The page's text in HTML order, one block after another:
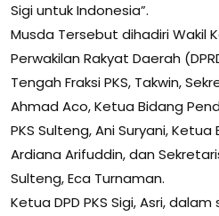
Sigi untuk Indonesia”.
Musda Tersebut dihadiri Wakil
Perwakilan Rakyat Daerah
Tengah Fraksi PKS, Takwin,
Ahmad Aco, Ketua Bidang
PKS Sulteng, Ani Suryani, Ketua
Ardiana Arifuddin, dan
Sulteng, Eca Turnaman.
Ketua DPD PKS Sigi, Asri,